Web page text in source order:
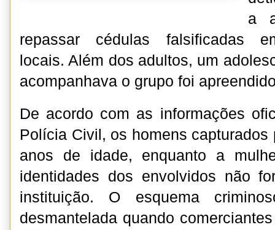
a
repassar cédulas falsificadas
locais. Além dos adultos, um
acompanhava o grupo foi
De acordo com as informações
Polícia Civil, os homens capturados
anos de idade, enquanto a
identidades dos envolvidos não
instituição. O esquema
desmantelada quando